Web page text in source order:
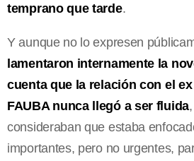
temprano que tarde.
Y aunque no lo expresen
lamentaron internamente la
cuenta que la relación con el
FAUBA nunca llegó a ser fluida
consideraban que estaba
importantes, pero no urgentes,